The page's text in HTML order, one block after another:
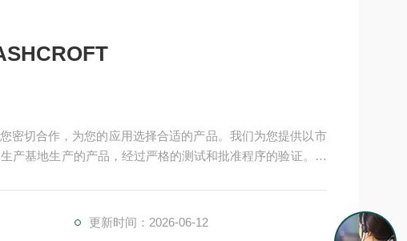
密切合作，为您的应用选择合适的产品。我们为您提供以市
产基地生产的产品，经过严格的测试和批准程序的验证。我
雅斯科美国ashcroft雅斯科ASHCROFT
更新时间：2026-06-12